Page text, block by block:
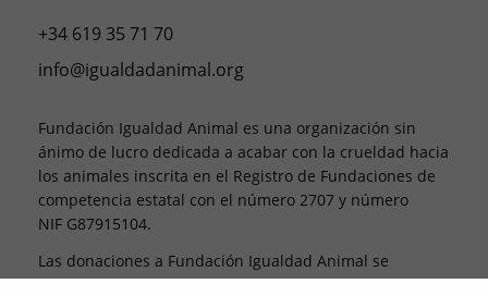
+34 619 35 71 70
info@igualdadanimal.org
Fundación Igualdad Animal es una organización sin
ánimo de lucro dedicada a acabar con la crueldad hacia
los animales inscrita en el Registro de Fundaciones de
competencia estatal con el número 2707 y número
NIF G87915104.
Las donaciones a Fundación Igualdad Animal se
desgravan. Esto significa que, al final del año fiscal, te